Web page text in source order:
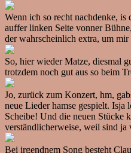
Wenn ich so recht nachdenke,
auffer linken Seite vonner
der wahrscheinlich extra, um
So, hier wieder Matze, diesmal
trotzdem noch gut aus so beim
Jo, zurück zum Konzert, hm,
neue Lieder hamse gespielt.
Scheibe! Und die neuen Stücke
verständlicherweise, weil sind ja
Bei irgendnem Song besteht